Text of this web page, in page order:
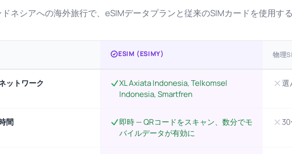
ネシアへの海外旅行で、eSIMデータプランと従来のSIMカードを使用す
ESIM (ESIMY) 物理
ットワーク
XL Axiata Indonesia, Telkomsel
Indonesia, Smartfren
選
間
即時 — QRコードをスキャン、数分でモ
バイルデータが有効に